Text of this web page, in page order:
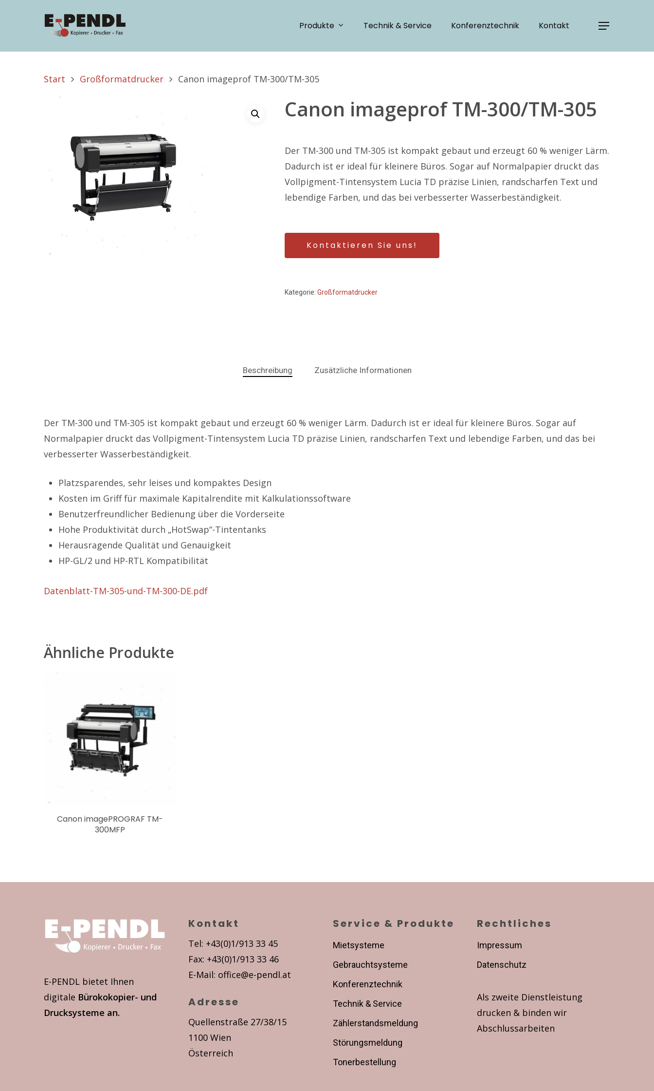
Produkte Technik & Service Konferenztechnik Kontakt
Start Großformatdrucker Canon imageprof TM-300/TM-305
Canon imageprof TM-300/TM-305
Der TM-300 und TM-305 ist kompakt gebaut und erzeugt 60 % weniger Lärm.
Dadurch ist er ideal für kleinere Büros. Sogar auf Normalpapier druckt das
Vollpigment-Tintensystem Lucia TD präzise Linien, randscharfen Text und
lebendige Farben, und das bei verbesserter Wasserbeständigkeit.
Kontaktieren Sie uns!
Kategorie: Großformatdrucker
Beschreibung Zusätzliche Informationen
Der TM-300 und TM-305 ist kompakt gebaut und erzeugt 60 % weniger Lärm. Dadurch ist er ideal für kleinere Büros. Sogar auf
Normalpapier druckt das Vollpigment-Tintensystem Lucia TD präzise Linien, randscharfen Text und lebendige Farben, und das bei
verbesserter Wasserbeständigkeit.
Platzsparendes, sehr leises und kompaktes Design
Kosten im Griff für maximale Kapitalrendite mit Kalkulationssoftware
Benutzerfreundlicher Bedienung über die Vorderseite
Hohe Produktivität durch „HotSwap“-Tintentanks
Herausragende Qualität und Genauigkeit
HP-GL/2 und HP-RTL Kompatibilität
Datenblatt-TM-305-und-TM-300-DE.pdf
Ähnliche Produkte
Canon imagePROGRAF TM-
300MFP
E-PENDL bietet Ihnen
digitale Bürokokopier- und
Drucksysteme an.
Kontakt
Tel: +43(0)1/913 33 45
Fax: +43(0)1/913 33 46
E-Mail: office@e-pendl.at
Adresse
Quellenstraße 27/38/15
1100 Wien
Österreich
Service & Produkte
Mietsysteme
Gebrauchtsysteme
Konferenztechnik
Technik & Service
Zählerstandsmeldung
Störungsmeldung
Tonerbestellung
Rechtliches
Impressum
Datenschutz
Als zweite Dienstleistung
drucken & binden wir
Abschlussarbeiten
Tel: +43(0)1/913 33 45
Fax: +43(0)1/913 33 46